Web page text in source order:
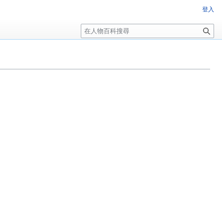
登入
搜
尋